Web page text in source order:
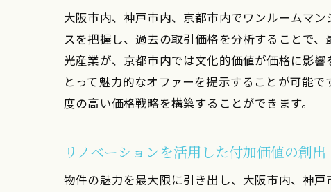
観
海
物
京都市
文
京
大阪市内、神戸市内、京都市内でワンルームマ
スを把握し、過去の取引価格を分析することで
光産業が、京都市内では文化的価値が価格に影
とって魅力的なオファーを提示することが可能
度の高い価格戦略を構築することができます。
リノベーションを活用した付加価値の創出
物件の魅力を最大限に引き出し、大阪市内、神